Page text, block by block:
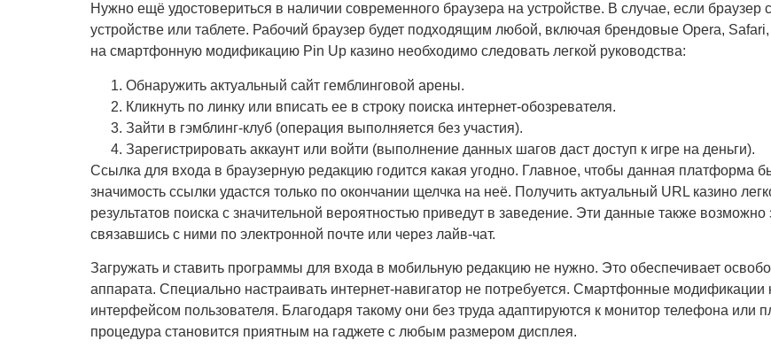
Нужно ещё удостовериться в наличии современного браузера на устройстве. В случае, если браузер
устройстве или таблете. Рабочий браузер будет подходящим любой, включая брендовые Opera,
на смартфонную модификацию Pin Up казино необходимо следовать легкой руководства:
Обнаружить актуальный сайт гемблинговой арены.
Кликнуть по линку или вписать ее в строку поиска интернет-обозревателя.
Зайти в гэмблинг-клуб (операция выполняется без участия).
Зарегистрировать аккаунт или войти (выполнение данных шагов даст доступ к игре на деньги).
Ссылка для входа в браузерную редакцию годится какая угодно. Главное, чтобы данная платформа
значимость ссылки удастся только по окончании щелчка на неё. Получить актуальный URL казино
результатов поиска с значительной вероятностью приведут в заведение. Эти данные также
связавшись с ними по электронной почте или через лайв-чат.
Загружать и ставить программы для входа в мобильную редакцию не нужно. Это обеспечивает
аппарата. Специально настраивать интернет-навигатор не потребуется. Смартфонные модификации
интерфейсом пользователя. Благодаря такому они без труда адаптируются к монитор телефона или
процедура становится приятным на гаджете с любым размером дисплея.